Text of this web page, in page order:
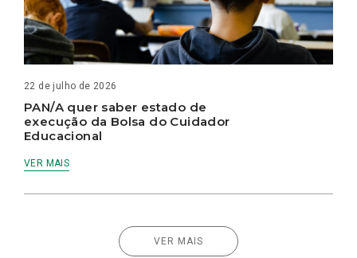
22 de julho de 2026
PAN/A quer saber estado de
execução da Bolsa do Cuidador
Educacional
VER MAIS
VER MAIS